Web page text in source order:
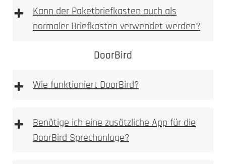
Vertiefung
sehr hohe mechanische Beständigkeit
weniger filigran als Laserbeschriftung, dafür
Typische Einsatzbereiche:
+
Kann der Paketbriefkasten auch als
normaler Briefkasten verwendet werden?
DoorBird
+ Wie funktioniert DoorBird?
+
Benötige ich eine zusätzliche App für die
DoorBird Sprechanlage?